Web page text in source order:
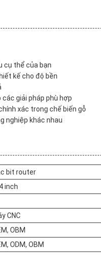
cụ thể của bạn
kế cho độ bền
các giải pháp phù hợp
xác trong chế biến gỗ
nghiệp khác nhau
bit router
inch
CNC
OBM
ODM, OBM